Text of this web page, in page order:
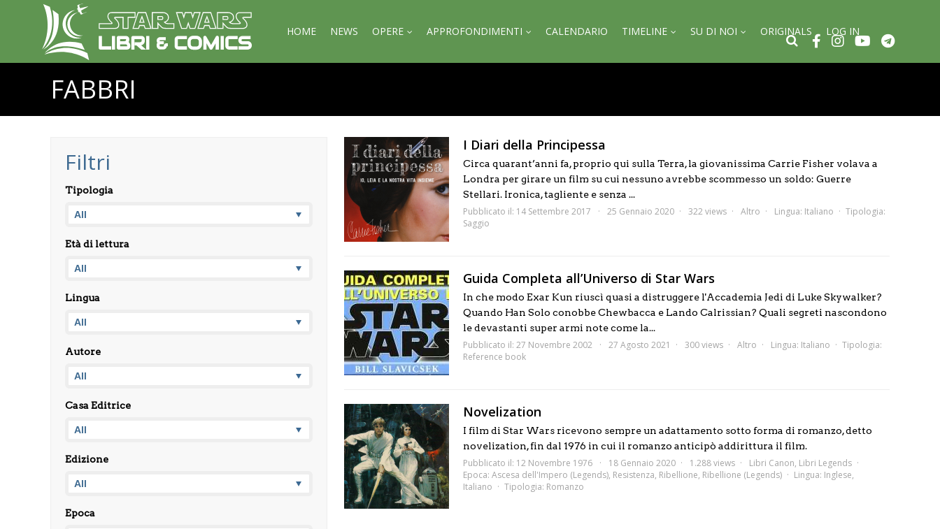
HOME NEWS OPERE APPROFONDIMENTI CALENDARIO TIMELINE SU DI NOI ORIGINALS LOG IN
FABBRI
I Diari della Principessa
Circa quarant’anni fa, proprio qui sulla Terra, la giovanissima Carrie Fisher volava a
Londra per girare un film su cui nessuno avrebbe scommesso un soldo: Guerre
Stellari. Ironica, tagliente e senza ...
Pubblicato il: 14 Settembre 2017 25 Gennaio 2020 322 views Altro Lingua: Italiano
Tipologia:
Saggio
Guida Completa all’Universo di Star Wars
In che modo Exar Kun riuscì quasi a distruggere l'Accademia Jedi di Luke Skywalker?
Quando Han Solo conobbe Chewbacca e Lando Calrissian? Quali segreti nascondono
le devastanti super armi note come la...
Pubblicato il: 27 Novembre 2002 27 Agosto 2021 300 views Altro Lingua: Italiano
Tipologia:
Reference book
Novelization
I film di Star Wars ricevono sempre un adattamento sotto forma di romanzo, detto
novelization, fin dal 1976 in cui il romanzo anticipò addirittura il film.
Pubblicato il: 12 Novembre 1976 18 Gennaio 2020 1.288 views Libri Canon, Libri Legends
Epoca: Ascesa dell'Impero (Legends), Resistenza, Ribellione, Ribellione (Legends) Lingua: Inglese,
Italiano
Tipologia: Romanzo
Filtri
Tipologia
Età di lettura
Lingua
Autore
Casa Editrice
Edizione
Epoca